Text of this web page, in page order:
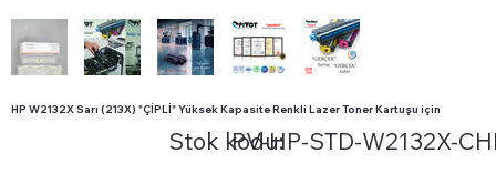
HP W2132X Sarı (213X) "ÇİPLİ" Yüksek Kapasite Renkli Lazer Toner Kartuşu için
Stok kodu:
kodu:
PV-HP-STD-W2132X-